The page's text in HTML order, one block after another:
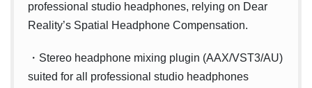
professional studio headphones, relying on Dear
Reality’s Spatial Headphone Compensation.
・Stereo headphone mixing plugin (AAX/VST3/AU)
suited for all professional studio headphones